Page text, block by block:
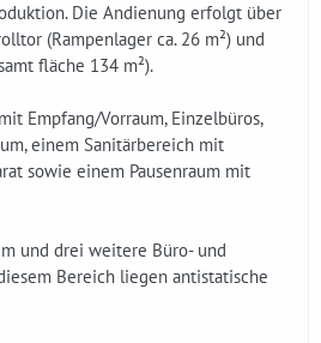
Die Andienung erfolgt über
(Rampenlager ca. 26 m²) und
fläche 134 m²).
Empfang/Vorraum, Einzelbüros,
einem Sanitärbereich mit
sowie einem Pausenraum mit
und drei weitere Büro- und
Bereich liegen antistatische